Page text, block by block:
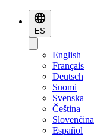
ES
English
Français
Deutsch
Suomi
Svenska
Čeština
Slovenčina
Español